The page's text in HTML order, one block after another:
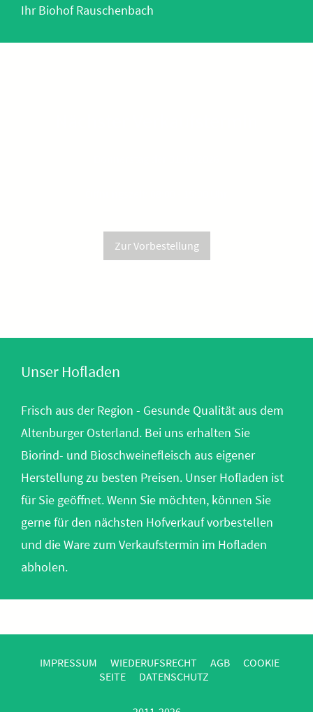
Ihr Biohof Rauschenbach
Zur Vorbestellung
Unser Hofladen
Frisch aus der Region - Gesunde Qualität aus dem
Altenburger Osterland. Bei uns erhalten Sie
Biorind- und Bioschweinefleisch aus eigener
Herstellung zu besten Preisen. Unser Hofladen ist
für Sie geöffnet. Wenn Sie möchten, können Sie
gerne für den nächsten Hofverkauf vorbestellen
und die Ware zum Verkaufstermin im Hofladen
abholen.
IMPRESSUM WIEDERUFSRECHT AGB
COOKIE
SEITE
DATENSCHUTZ